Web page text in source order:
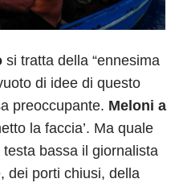
si tratta della “ennesima
di idee di questo
preoccupante. Meloni a
la faccia’. Ma quale
bassa il giornalista
dei porti chiusi, della